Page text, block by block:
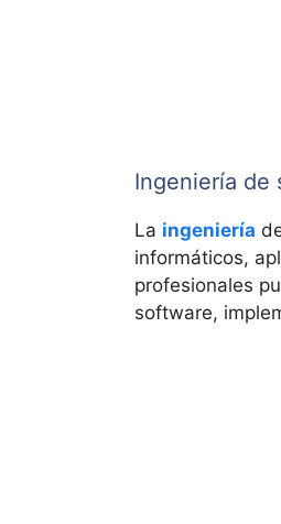
Ingeniería de
La ingeniería
informáticos,
profesionales
software,